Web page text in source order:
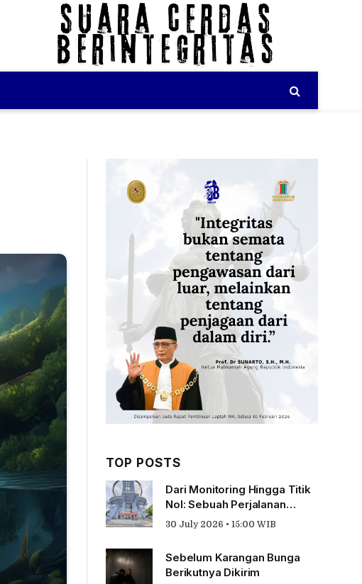
TOP POSTS
Dari Monitoring Hingga Titik
Nol: Sebuah Perjalanan
Tentang Pengabdian
30 July 2026 • 15:00 WIB
Sebelum Karangan Bunga
Berikutnya Dikirim